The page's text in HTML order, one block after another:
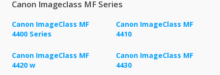
Canon Imageclass MF Series
Canon ImageClass MF
4400 Series
Canon ImageClass MF
4410
Canon ImageClass MF
4420 w
Canon ImageClass MF
4430